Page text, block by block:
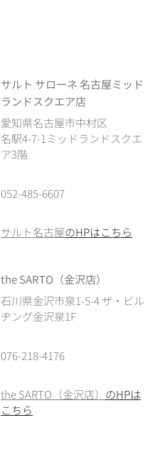
サルト サローネ 名古屋ミッド
ランドスクエア店
愛知県名古屋市中村区
名駅4-7-1ミッドランドスクエ
ア3階
052-485-6607
サルト名古屋のHPはこちら
the SARTO（金沢店）
石川県金沢市泉1-5-4 ザ・ビル
ヂング金沢泉1F
076-218-4176
the SARTO（金沢店） のHPは
こちら